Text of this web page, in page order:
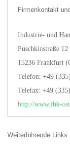
Firmenkontakt
Industrie- und
Puschkinstraße 12
15236 Frankfurt
Telefon: +49
Telefax: +49
http://www.ihk-
Weiterführende Links